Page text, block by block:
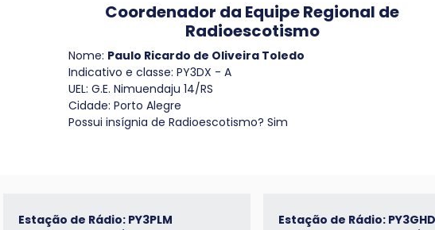
Coordenador da Equipe Regional de
Radioescotismo
Nome: Paulo Ricardo de Oliveira Toledo
Indicativo e classe: PY3DX - A
UEL: G.E. Nimuendaju 14/RS
Cidade: Porto Alegre
Possui insígnia de Radioescotismo? Sim
Estação de Rádio: PY3PLM
Estação de Rádio: